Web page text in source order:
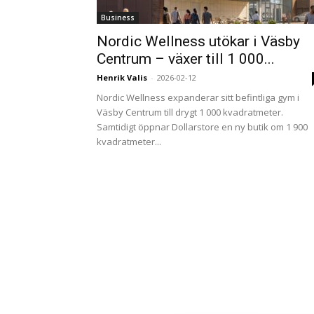
Business
Nordic Wellness utökar i Väsby
Centrum – växer till 1 000...
Henrik Valis - 2026-02-12
Nordic Wellness expanderar sitt befintliga gym i
Väsby Centrum till drygt 1 000 kvadratmeter.
Samtidigt öppnar Dollarstore en ny butik om 1 900
kvadratmeter...